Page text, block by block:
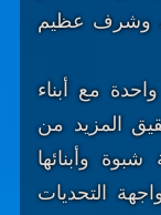
وشرف عظيم
مع أبناء
المزيد من
وأبنائها
التحديات